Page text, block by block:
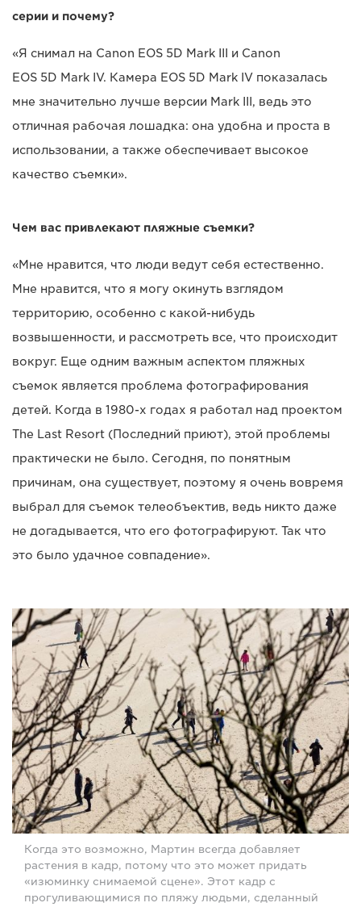
серии и почему?
«Я снимал на Canon EOS 5D Mark III и Canon
EOS 5D Mark IV. Камера EOS 5D Mark IV показалась
мне значительно лучше версии Mark III, ведь это
отличная рабочая лошадка: она удобна и проста в
использовании, а также обеспечивает высокое
качество съемки».
Чем вас привлекают пляжные съемки?
«Мне нравится, что люди ведут себя естественно.
Мне нравится, что я могу окинуть взглядом
территорию, особенно с какой-нибудь
возвышенности, и рассмотреть все, что происходит
вокруг. Еще одним важным аспектом пляжных
съемок является проблема фотографирования
детей. Когда в 1980-х годах я работал над проектом
The Last Resort (Последний приют), этой проблемы
практически не было. Сегодня, по понятным
причинам, она существует, поэтому я очень вовремя
выбрал для съемок телеобъектив, ведь никто даже
не догадывается, что его фотографируют. Так что
это было удачное совпадение».
Когда это возможно, Мартин всегда добавляет
растения в кадр, потому что это может придать
«изюминку снимаемой сцене». Этот кадр с
прогуливающимися по пляжу людьми, сделанный